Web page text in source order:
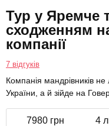
Тур у Яремче
сходженням
компанії
7 відгуків
Компанія мандрівників не
України, а й зійде на
7980 грн 4